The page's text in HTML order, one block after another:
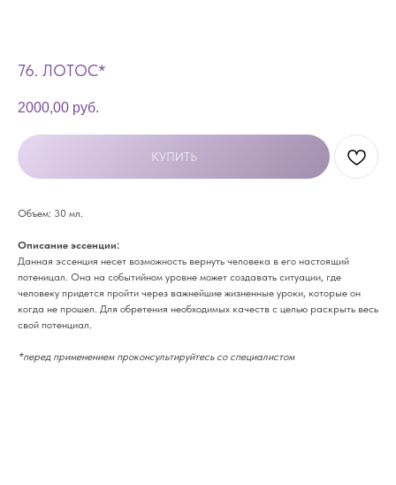
76. ЛОТОС*
2000,00 руб.
КУПИТЬ
Объем: 30 мл.
Описание эссенции:
Данная эссенция несет возможность вернуть человека в его настоящий
потеницал. Она на событийном уровне может создавать ситуации, где
человеку придется пройти через важнейшие жизненные уроки, которые он
когда не прошел. Для обретения необходимых качеств с целью раскрыть весь
свой потенциал.
*перед применением проконсультируйтесь со специалистом